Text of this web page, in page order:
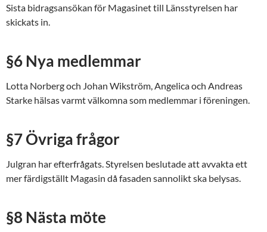
Sista bidragsansökan för Magasinet till Länsstyrelsen har
skickats in.
§6 Nya medlemmar
Lotta Norberg och Johan Wikström, Angelica och Andreas
Starke hälsas varmt välkomna som medlemmar i föreningen.
§7 Övriga frågor
Julgran har efterfrågats. Styrelsen beslutade att avvakta ett
mer färdigställt Magasin då fasaden sannolikt ska belysas.
§8 Nästa möte